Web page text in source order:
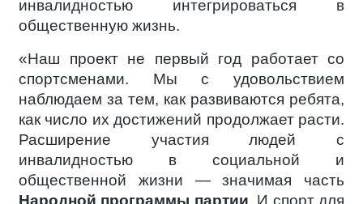
инвалидностью интегрироваться в
общественную жизнь.
«Наш проект не первый год работает со
спортсменами. Мы с удовольствием
наблюдаем за тем, как развиваются ребята,
как число их достижений продолжает расти.
Расширение участия людей с
инвалидностью в социальной и
общественной жизни — значимая часть
Народной программы партии. И спорт для